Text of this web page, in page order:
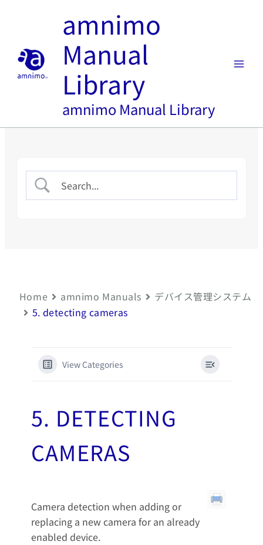
amnimo
Manual
Library
amnimo Manual Library
Home amnimo Manuals
デバイス管理システム
5. detecting cameras
View Categories
5. DETECTING
CAMERAS
Camera detection when adding or
replacing a new camera for an already
enabled device.